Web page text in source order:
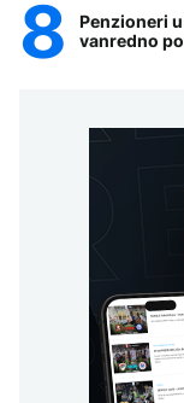
Penzioneri
vanredno